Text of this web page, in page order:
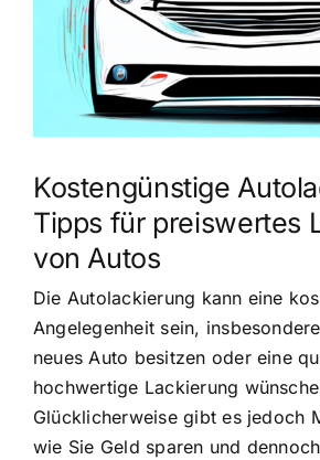
Kostengünstige
Tipps für preiswertes
von Autos
Die Autolackierung kann eine
Angelegenheit sein,
neues Auto besitzen oder eine
hochwertige Lackierung
Glücklicherweise gibt es jedoch
wie Sie Geld sparen und